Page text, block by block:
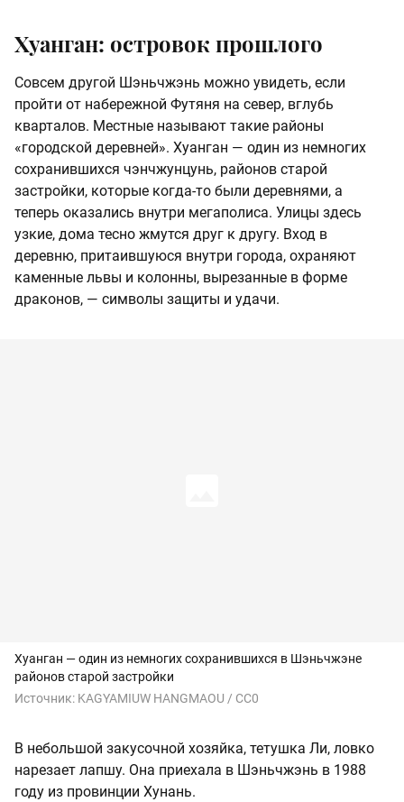
Хуанган: островок прошлого
Совсем другой Шэньчжэнь можно увидеть, если
пройти от набережной Футяня на север, вглубь
кварталов. Местные называют такие районы
«городской деревней». Хуанган — один из немногих
сохранившихся чэнчжунцунь, районов старой
застройки, которые когда-то были деревнями, а
теперь оказались внутри мегаполиса. Улицы здесь
узкие, дома тесно жмутся друг к другу. Вход в
деревню, притаившуюся внутри города, охраняют
каменные львы и колонны, вырезанные в форме
драконов, — символы защиты и удачи.
Хуанган — один из немногих сохранившихся в Шэньчжэне
районов старой застройки
Источник: KAGYAMIUW HANGMAOU / CC0
В небольшой закусочной хозяйка, тетушка Ли, ловко
нарезает лапшу. Она приехала в Шэньчжэнь в 1988
году из провинции Хунань.